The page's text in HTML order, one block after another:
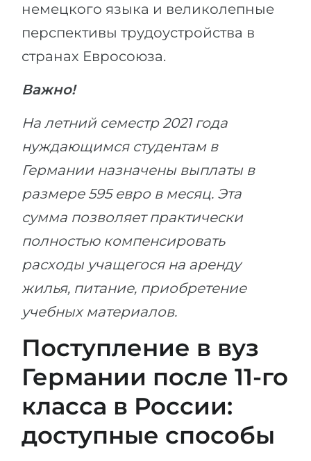
немецкого языка и великолепные
перспективы трудоустройства в
странах Евросоюза.
Важно!
На летний семестр 2021 года
нуждающимся студентам в
Германии назначены выплаты в
размере 595 евро в месяц. Эта
сумма позволяет практически
полностью компенсировать
расходы учащегося на аренду
жилья, питание, приобретение
учебных материалов.
Поступление в вуз
Германии после 11-го
класса в России:
доступные способы